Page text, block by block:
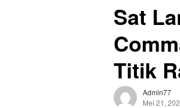
Sat
Titik
Admin77
Mei 21,